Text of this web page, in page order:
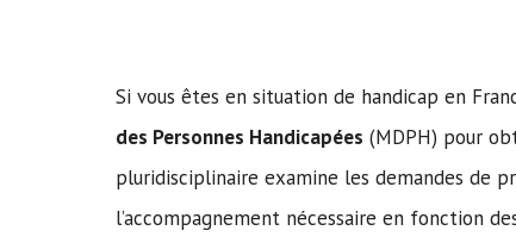
Si vous êtes en situation de handicap en
des Personnes Handicapées (MDPH) pour
pluridisciplinaire examine les demandes de
l’accompagnement nécessaire en fonction